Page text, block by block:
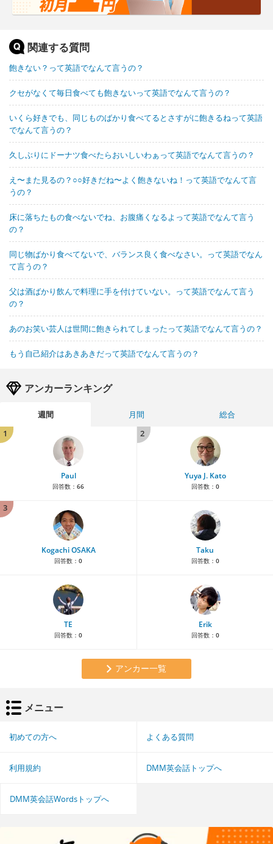
関連する質問
飽きない？って英語でなんて言うの？
クセがなくて毎日食べても飽きないって英語でなんて言うの？
いくら好きでも、同じものばかり食べてるとさすがに飽きるねって英語
でなんて言うの？
久しぶりにドーナツ食べたらおいしいわぁって英語でなんて言うの？
え〜また見るの？○○好きだね〜よく飽きないね！って英語でなんて言
うの？
床に落ちたもの食べないでね、お腹痛くなるよって英語でなんて言う
の？
同じ物ばかり食べてないで、バランス良く食べなさい。って英語でなん
て言うの？
父は酒ばかり飲んで料理に手を付けていない。って英語でなんて言う
の？
あのお笑い芸人は世間に飽きられてしまったって英語でなんて言うの？
もう自己紹介はあきあきだって英語でなんて言うの？
アンカーランキング
週間 月間
総合
1
Paul
回答数： 66
2
Yuya J. Kato
回答数： 0
3
Kogachi OSAKA
回答数： 0
Taku
回答数： 0
TE
回答数： 0
Erik
回答数： 0
アンカー一覧
メニュー
初めての方へ よくある質問
利用規約 DMM英会話トップへ
DMM英会話Wordsトップへ